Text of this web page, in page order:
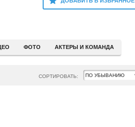
ФОТО АКТЕРЫ И КОМАНДА
СОРТИРОВАТЬ: